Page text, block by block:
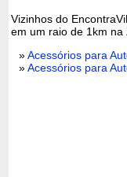
Vizinhos do
em um raio de 1km na
»Acessórios para
»Acessórios para